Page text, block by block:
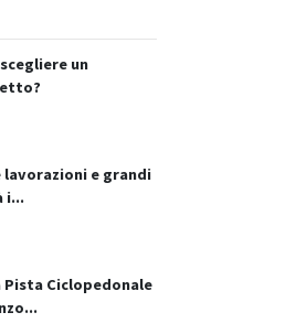
un
lavorazioni e grandi
i...
Pista Ciclopedonale